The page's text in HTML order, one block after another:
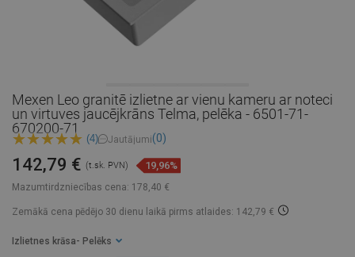
Mexen Leo granitē izlietne ar vienu kameru ar noteci
un virtuves jaucējkrāns Telma, pelēka - 6501-71-
670200-71
(4) Jautājumi(0)
Mazumtirdzniecības cena: 178,40 €
142,79 € (t.sk. PVN) 19,96%
Zemākā cena pēdējo 30 dienu laikā pirms atlaides: 142,79 €
Izlietnes krāsa - Pelēks